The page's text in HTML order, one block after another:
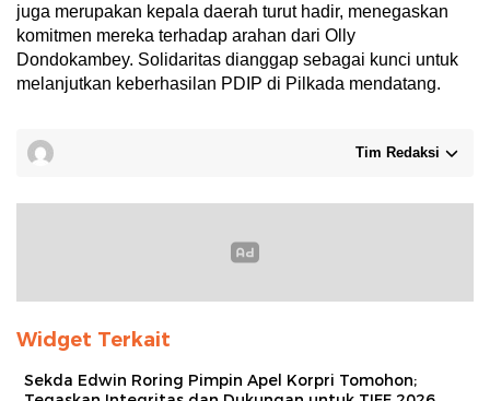
juga merupakan kepala daerah turut hadir, menegaskan
komitmen mereka terhadap arahan dari Olly
Dondokambey. Solidaritas dianggap sebagai kunci untuk
melanjutkan keberhasilan PDIP di Pilkada mendatang.
Tim Redaksi
Widget Terkait
Sekda Edwin Roring Pimpin Apel Korpri Tomohon;